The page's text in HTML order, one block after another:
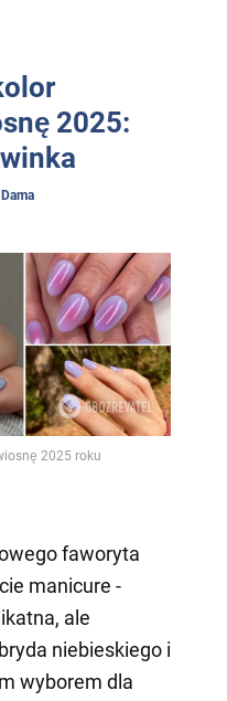
2025:
Dama
2025 roku
faworyta
manicure -
ale
niebieskiego i
wyborem dla